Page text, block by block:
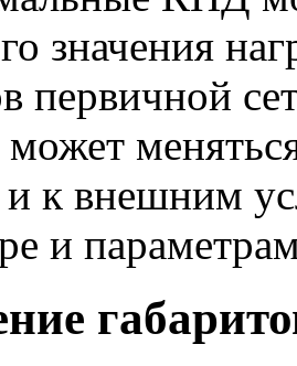
значения
первичной
может
и к внешним
и